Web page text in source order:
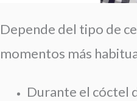
Depende del tipo de
momentos más
Durante el cóctel